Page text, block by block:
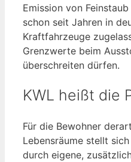
Emission von
schon seit Jahren in
Kraftfahrzeuge
Grenzwerte beim
überschreiten dürfen.
KWL heißt die
Für die Bewohner
Lebensräume stellt
durch eigene,